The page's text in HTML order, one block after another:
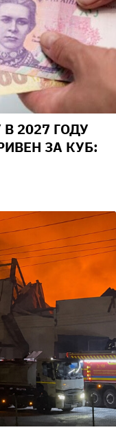
2027 ГОДУ
ЗА КУБ: